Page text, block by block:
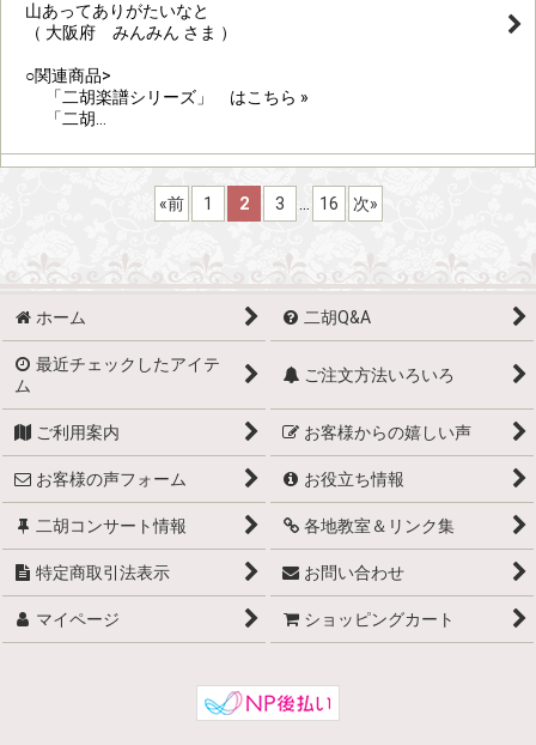
山あってありがたいなと
（ 大阪府 みんみん さま ）
○関連商品>
「二胡楽譜シリーズ」 はこちら »
「二胡…
«前 1 2 3 16 次»
ホーム 二胡Q&A
最近チェックしたアイテ
ム
ご注文方法いろいろ
ご利用案内 お客様からの嬉しい声
お客様の声フォーム お役立ち情報
二胡コンサート情報 各地教室＆リンク集
特定商取引法表示 お問い合わせ
マイページ ショッピングカート